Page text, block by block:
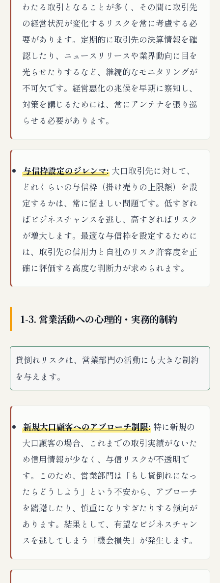
わたる取引となることが多く、その間に取引先
の経営状況が変化するリスクを常に考慮する必
要があります。定期的に取引先の決算情報を確
認したり、ニュースリリースや業界動向に目を
光らせたりするなど、継続的なモニタリングが
不可欠です。経営悪化の兆候を早期に察知し、
対策を講じるためには、常にアンテナを張り巡
らせる必要があります。
与信枠設定のジレンマ: 大口取引先に対して、
どれくらいの与信枠（掛け売りの上限額）を設
定するかは、常に悩ましい問題です。低すぎれ
ばビジネスチャンスを逃し、高すぎればリスク
が増大します。最適な与信枠を設定するために
は、取引先の信用力と自社のリスク許容度を正
確に評価する高度な判断力が求められます。
1-3. 営業活動への心理的・実務的制約
貸倒れリスクは、営業部門の活動にも大きな制約
を与えます。
新規大口顧客へのアプローチ制限: 特に新規の
大口顧客の場合、これまでの取引実績がないた
め信用情報が少なく、与信リスクが不透明で
す。このため、営業部門は「もし貸倒れになっ
たらどうしよう」という不安から、アプローチ
を躊躇したり、慎重になりすぎたりする傾向が
あります。結果として、有望なビジネスチャン
スを逃してしまう「機会損失」が発生します。